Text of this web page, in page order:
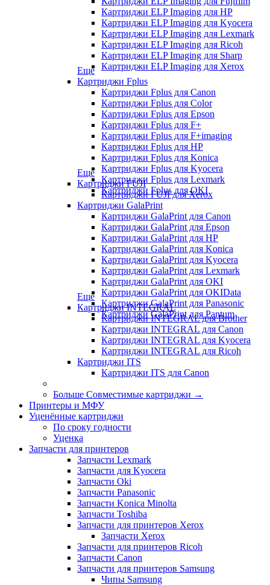
Картриджи ELP Imaging для HP
Картриджи ELP Imaging для Kyocera
Картриджи ELP Imaging для Lexmark
Картриджи ELP Imaging для Ricoh
Картриджи ELP Imaging для Sharp
Картриджи ELP Imaging для Xerox
Еще
Картриджи Fplus
Картриджи Fplus для Canon
Картриджи Fplus для Color
Картриджи Fplus для Epson
Картриджи Fplus для F+
Картриджи Fplus для F+imaging
Картриджи Fplus для HP
Картриджи Fplus для Konica
Картриджи Fplus для Kyocera
Картриджи Fplus для Lexmark
Картриджи Fplus для OKI
Еще
Картриджи FUJI
Картриджи FUJI для Xerox
Картриджи GalaPrint
Картриджи GalaPrint для Canon
Картриджи GalaPrint для Epson
Картриджи GalaPrint для HP
Картриджи GalaPrint для Konica
Картриджи GalaPrint для Kyocera
Картриджи GalaPrint для Lexmark
Картриджи GalaPrint для OKI
Картриджи GalaPrint для OKIData
Картриджи GalaPrint для Panasonic
Картриджи GalaPrint для Pantum
Еще
Картриджи INTEGRAL
Картриджи INTEGRAL для Brother
Картриджи INTEGRAL для Canon
Картриджи INTEGRAL для Kyocera
Картриджи INTEGRAL для Ricoh
Картриджи ITS
Картриджи ITS для Canon
Больше Совместимые картриджи →
Принтеры и МФУ
Уценённые картриджи
По сроку годности
Уценка
Запчасти для принтеров
Запчасти Lexmark
Запчасти для Kyocera
Запчасти Oki
Запчасти Panasonic
Запчасти Koniсa Minolta
Запчасти Toshiba
Запчасти для принтеров Xerox
Запчасти Xerox
Запчасти для принтеров Ricoh
Запчасти Canon
Запчасти для принтеров Samsung
Чипы Samsung